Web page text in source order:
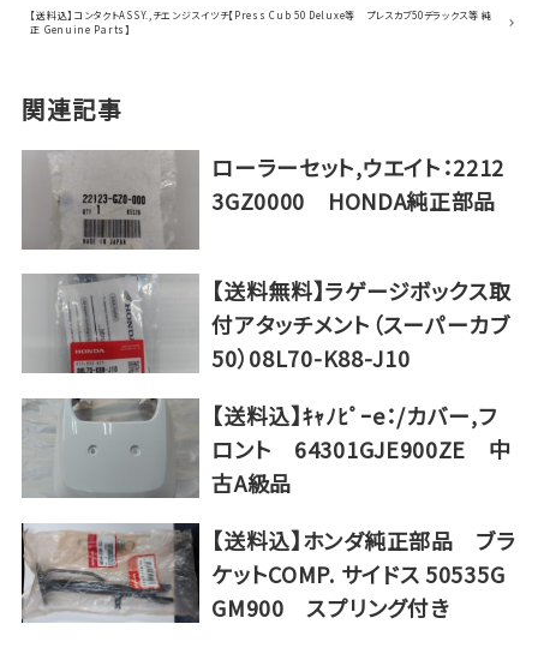
【送料込】コンタクトASSY.,チエンジスイツチ【Press Cub 50 Deluxe等 プレスカブ50デラックス等 純
正 Genuine Parts】
関連記事
ローラーセット,ウエイト：2212
3GZ0000 HONDA純正部品
【送料無料】ラゲージボックス取
付アタッチメント（スーパーカブ
50）08L70-K88-J10
【送料込】ｷｬﾉﾋﾟｰe：/カバー,フ
ロント 64301GJE900ZE 中
古A級品
【送料込】ホンダ純正部品 ブラ
ケットCOMP. サイドス 50535G
GM900 スプリング付き